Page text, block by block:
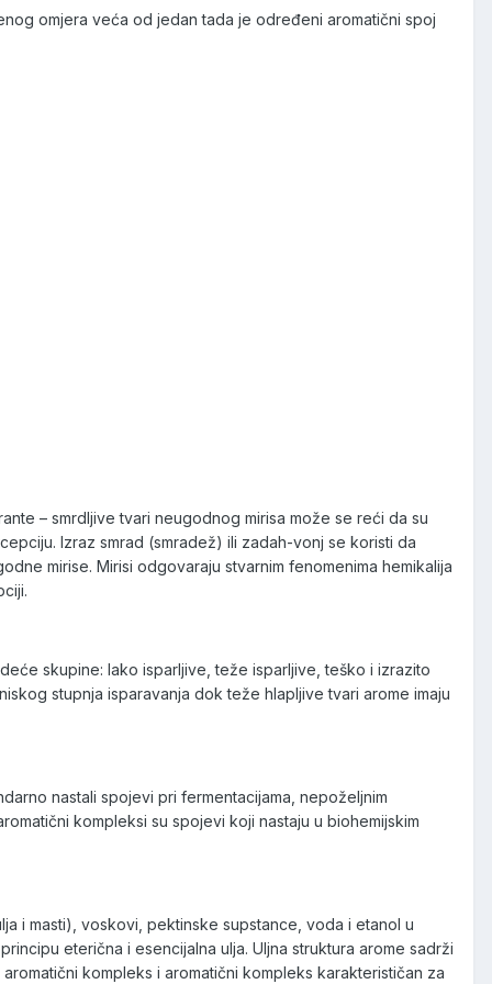
omjera veća od jedan tada je određeni aromatični spoj
– smrdljive tvari neugodnog mirisa može se reći da su
Izraz smrad (smradež) ili zadah-vonj se koristi da
mirise. Mirisi odgovaraju stvarnim fenomenima hemikalija
skupine: lako isparljive, teže isparljive, teško i izrazito
stupnja isparavanja dok teže hlapljive tvari arome imaju
nastali spojevi pri fermentacijama, nepoželjnim
kompleksi su spojevi koji nastaju u biohemijskim
i masti), voskovi, pektinske supstance, voda i etanol u
eterična i esencijalna ulja. Uljna struktura arome sadrži
kompleks i aromatični kompleks karakterističan za